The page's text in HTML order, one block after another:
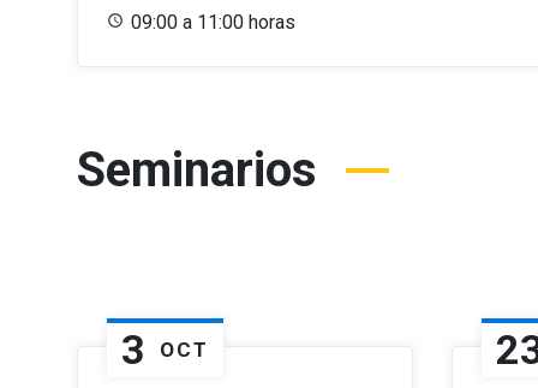
09:00 a 11:00 horas
Seminarios
3 OCT